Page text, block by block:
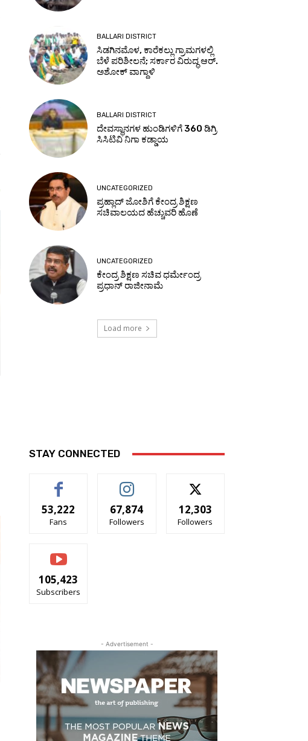
BALLARI DISTRICT
ಸಿಡಗಿನಮೊಳ, ಕಾರೆಕಲ್ಲು ಗ್ರಾಮಗಳಲ್ಲಿ
ಬೆಳೆ ಪರಿಶೀಲನೆ; ಸರ್ಕಾರ ವಿರುದ್ಧ ಆರ್.
ಅಶೋಕ್ ವಾಗ್ದಾಳಿ
BALLARI DISTRICT
ದೇವಸ್ಥಾನಗಳ ಹುಂಡಿಗಳಿಗೆ 360 ಡಿಗ್ರಿ
ಸಿಸಿಟಿವಿ ನಿಗಾ ಕಡ್ಡಾಯ
UNCATEGORIZED
ಪ್ರಹ್ಲಾದ್ ಜೋಶಿಗೆ ಕೇಂದ್ರ ಶಿಕ್ಷಣ
ಸಚಿವಾಲಯದ ಹೆಚ್ಚುವರಿ ಹೊಣೆ
UNCATEGORIZED
ಕೇಂದ್ರ ಶಿಕ್ಷಣ ಸಚಿವ ಧರ್ಮೇಂದ್ರ
ಪ್ರಧಾನ್ ರಾಜೀನಾಮೆ
Load more